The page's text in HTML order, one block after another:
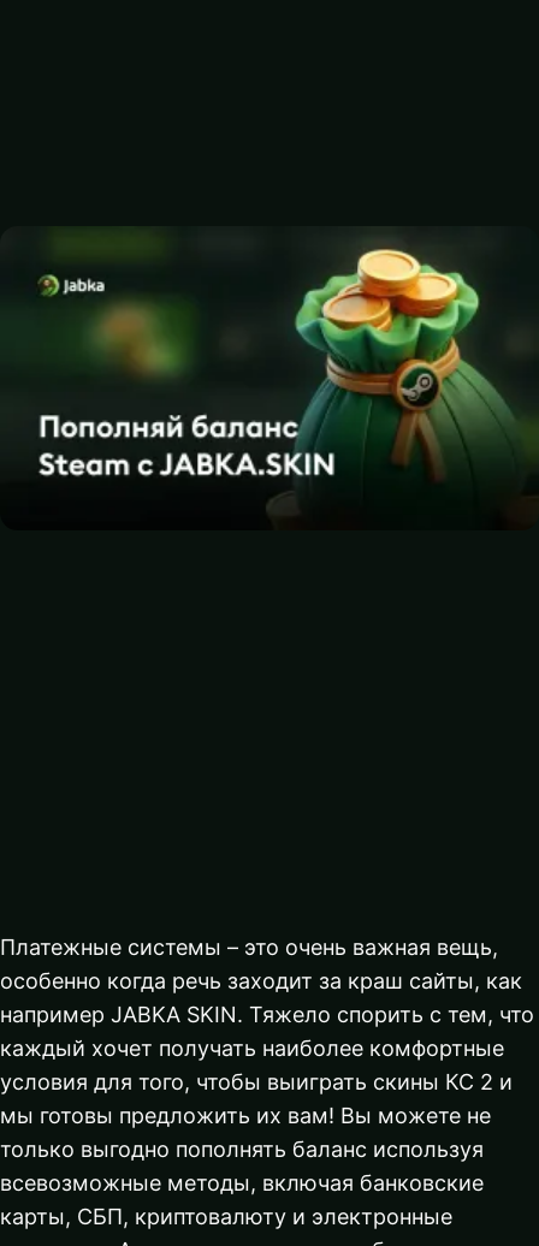
Платежные системы – это очень важная вещь,
особенно когда речь заходит за краш сайты, как
например JABKA SKIN. Тяжело спорить с тем, что
каждый хочет получать наиболее комфортные
условия для того, чтобы выиграть скины КС 2 и
мы готовы предложить их вам! Вы можете не
только выгодно пополнять баланс используя
всевозможные методы, включая банковские
карты, СБП, криптовалюту и электронные